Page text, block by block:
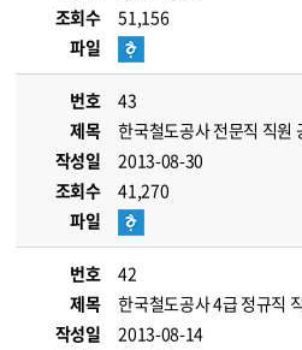
조회수
51,156
파일
번호
43
제목
한국철도공사 전문직 직원
작성일
2013-08-30
조회수
41,270
파일
번호
42
제목
한국철도공사 4급 정규직
작성일
2013-08-14